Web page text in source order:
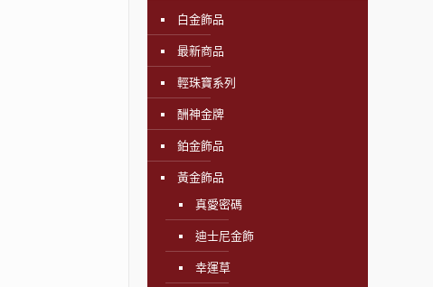
白金飾品
最新商品
輕珠寶系列
酬神金牌
鉑金飾品
黃金飾品
真愛密碼
迪士尼金飾
幸運草